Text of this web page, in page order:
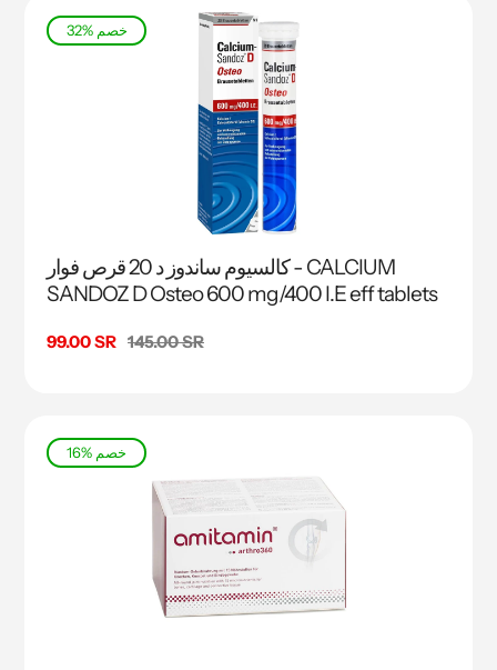
32% خصم
كالسيوم ساندوز د 20 قرص فوار - CALCIUM
SANDOZ D Osteo 600 mg/400 I.E eff tablets
سعر
99.00 SR السعر
145.00 SR
16% خصم